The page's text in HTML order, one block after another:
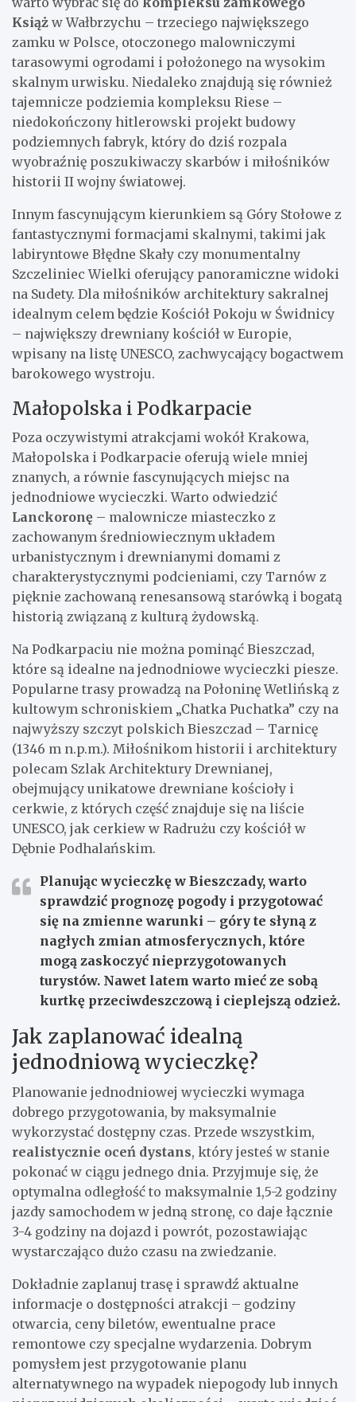
Książ w Wałbrzychu – trzeciego największego
zamku w Polsce, otoczonego malowniczymi
tarasowymi ogrodami i położonego na wysokim
skalnym urwisku. Niedaleko znajdują się również
tajemnicze podziemia kompleksu Riese –
niedokończony hitlerowski projekt budowy
podziemnych fabryk, który do dziś rozpala
wyobraźnię poszukiwaczy skarbów i miłośników
historii II wojny światowej.
Innym fascynującym kierunkiem są Góry Stołowe z
fantastycznymi formacjami skalnymi, takimi jak
labiryntowe Błędne Skały czy monumentalny
Szczeliniec Wielki oferujący panoramiczne widoki
na Sudety. Dla miłośników architektury sakralnej
idealnym celem będzie Kościół Pokoju w Świdnicy
– największy drewniany kościół w Europie,
wpisany na listę UNESCO, zachwycający bogactwem
barokowego wystroju.
Małopolska i Podkarpacie
Poza oczywistymi atrakcjami wokół Krakowa,
Małopolska i Podkarpacie oferują wiele mniej
znanych, a równie fascynujących miejsc na
jednodniowe wycieczki. Warto odwiedzić
Lanckoronę – malownicze miasteczko z
zachowanym średniowiecznym układem
urbanistycznym i drewnianymi domami z
charakterystycznymi podcieniami, czy Tarnów z
pięknie zachowaną renesansową starówką i bogatą
historią związaną z kulturą żydowską.
Na Podkarpaciu nie można pominąć Bieszczad,
które są idealne na jednodniowe wycieczki piesze.
Popularne trasy prowadzą na Połoninę Wetlińską z
kultowym schroniskiem „Chatka Puchatka” czy na
najwyższy szczyt polskich Bieszczad – Tarnicę
(1346 m n.p.m.). Miłośnikom historii i architektury
polecam Szlak Architektury Drewnianej,
obejmujący unikatowe drewniane kościoły i
cerkwie, z których część znajduje się na liście
UNESCO, jak cerkiew w Radrużu czy kościół w
Dębnie Podhalańskim.
Planując wycieczkę w Bieszczady, warto
sprawdzić prognozę pogody i przygotować
się na zmienne warunki – góry te słyną z
nagłych zmian atmosferycznych, które
mogą zaskoczyć nieprzygotowanych
turystów. Nawet latem warto mieć ze sobą
kurtkę przeciwdeszczową i cieplejszą odzież.
Jak zaplanować idealną
jednodniową wycieczkę?
Planowanie jednodniowej wycieczki wymaga
dobrego przygotowania, by maksymalnie
wykorzystać dostępny czas. Przede wszystkim,
realistycznie oceń dystans, który jesteś w stanie
pokonać w ciągu jednego dnia. Przyjmuje się, że
optymalna odległość to maksymalnie 1,5-2 godziny
jazdy samochodem w jedną stronę, co daje łącznie
3-4 godziny na dojazd i powrót, pozostawiając
wystarczająco dużo czasu na zwiedzanie.
Dokładnie zaplanuj trasę i sprawdź aktualne
informacje o dostępności atrakcji – godziny
otwarcia, ceny biletów, ewentualne prace
remontowe czy specjalne wydarzenia. Dobrym
pomysłem jest przygotowanie planu
alternatywnego na wypadek niepogody lub innych